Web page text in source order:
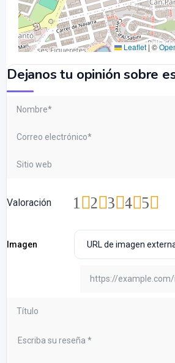
Leaflet | ©
Dejanos tu opinión sobre
Valoración 5
4
3
2
1
Imagen